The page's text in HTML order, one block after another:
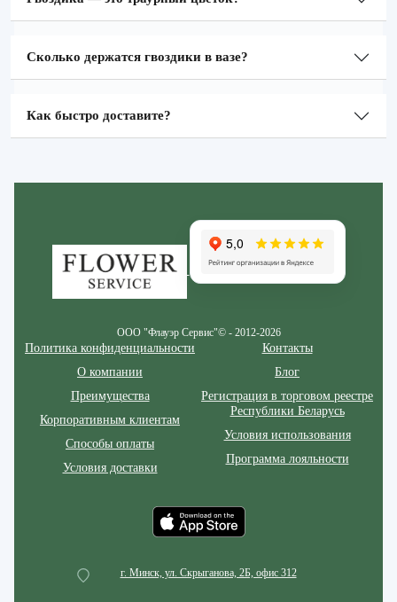
Сколько держатся гвоздики в вазе?
Как быстро доставите?
ООО "Флауэр Сервис"© - 2012-2026
Политика конфиденциальности
О компании
Преимущества
Корпоративным клиентам
Способы оплаты
Условия доставки
Контакты
Блог
Регистрация в торговом реестре
Республики Беларусь
Условия использования
Программа лояльности
г. Минск, ул. Скрыганова, 2Б, офис 312